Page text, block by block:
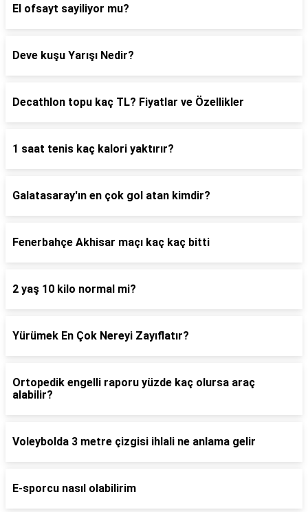
El ofsayt sayiliyor mu?
Deve kuşu Yarışı Nedir?
Decathlon topu kaç TL? Fiyatlar ve Özellikler
1 saat tenis kaç kalori yaktırır?
Galatasaray'ın en çok gol atan kimdir?
Fenerbahçe Akhisar maçı kaç kaç bitti
2 yaş 10 kilo normal mi?
Yürümek En Çok Nereyi Zayıflatır?
Ortopedik engelli raporu yüzde kaç olursa araç
alabilir?
Voleybolda 3 metre çizgisi ihlali ne anlama gelir
E-sporcu nasıl olabilirim